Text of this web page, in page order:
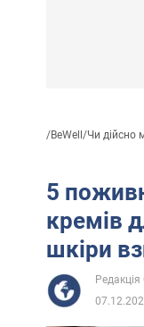
/BeWell/Чи дійсно
5
кремів
шкіри
Редакція